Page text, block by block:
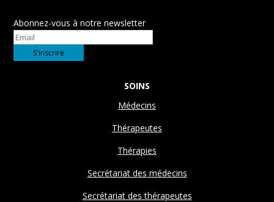
Abonnez-vous à notre newsletter
SOINS
Médecins
Thérapeutes
Thérapies
Secrétariat des médecins
Secrétariat des thérapeutes